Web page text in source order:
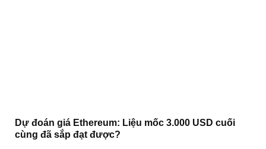
Dự đoán giá Ethereum: Liệu mốc 3.000 USD cuối
cùng đã sắp đạt được?